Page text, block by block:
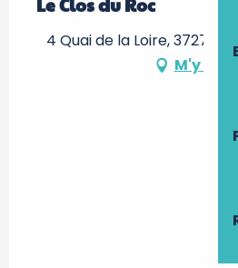
4 Quai de la Loire, 37270
M'y